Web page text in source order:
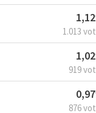
1.013
919
876